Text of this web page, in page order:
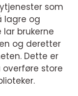
som
lagre og
brukerne
og deretter
Dette er
store